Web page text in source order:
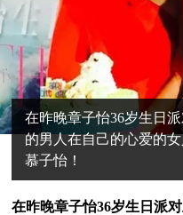
在昨晚章子怡36岁生日
的男人在自己的心爱的
慕子怡！
在昨晚章子怡36岁生日派